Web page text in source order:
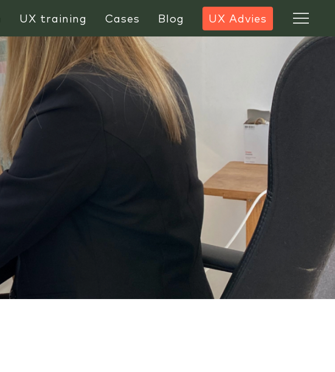
UX training Cases Blog UX Advies